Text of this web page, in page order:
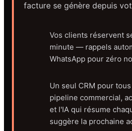
facture se génère depuis
Vos clients réservent
minute — rappels
WhatsApp pour zéro
Un seul CRM pour
pipeline commercial,
et l'IA qui résume
suggère la prochaine